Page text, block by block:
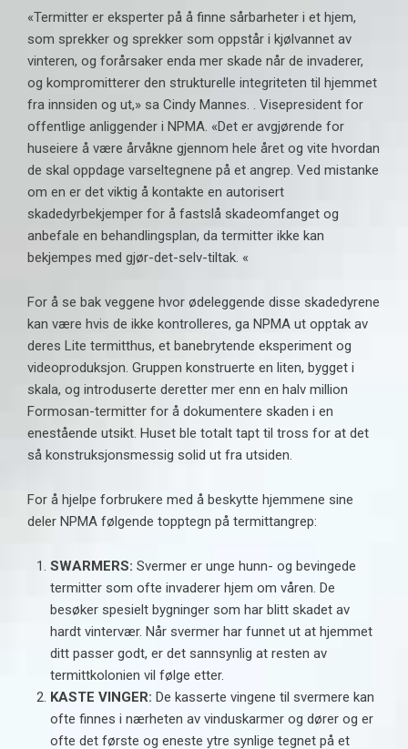
«Termitter er eksperter på å finne sårbarheter i et hjem,
som sprekker og sprekker som oppstår i kjølvannet av
vinteren, og forårsaker enda mer skade når de invaderer,
og kompromitterer den strukturelle integriteten til hjemmet
fra innsiden og ut,» sa Cindy Mannes. . Visepresident for
offentlige anliggender i NPMA. «Det er avgjørende for
huseiere å være årvåkne gjennom hele året og vite hvordan
de skal oppdage varseltegnene på et angrep. Ved mistanke
om en er det viktig å kontakte en autorisert
skadedyrbekjemper for å fastslå skadeomfanget og
anbefale en behandlingsplan, da termitter ikke kan
bekjempes med gjør-det-selv-tiltak. «
For å se bak veggene hvor ødeleggende disse skadedyrene
kan være hvis de ikke kontrolleres, ga NPMA ut opptak av
deres Lite termitthus, et banebrytende eksperiment og
videoproduksjon. Gruppen konstruerte en liten, bygget i
skala, og introduserte deretter mer enn en halv million
Formosan-termitter for å dokumentere skaden i en
enestående utsikt. Huset ble totalt tapt til tross for at det
så konstruksjonsmessig solid ut fra utsiden.
For å hjelpe forbrukere med å beskytte hjemmene sine
deler NPMA følgende topptegn på termittangrep:
SWARMERS: Svermer er unge hunn- og bevingede
termitter som ofte invaderer hjem om våren. De
besøker spesielt bygninger som har blitt skadet av
hardt vintervær. Når svermer har funnet ut at hjemmet
ditt passer godt, er det sannsynlig at resten av
termittkolonien vil følge etter.
KASTE VINGER: De kasserte vingene til svermere kan
ofte finnes i nærheten av vinduskarmer og dører og er
ofte det første og eneste ytre synlige tegnet på et